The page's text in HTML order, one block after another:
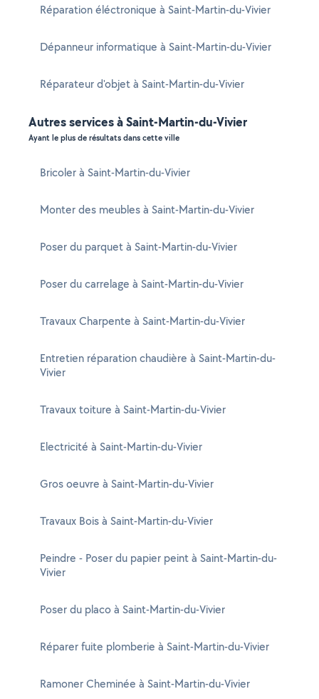
Réparation éléctronique à Saint-Martin-du-Vivier
Dépanneur informatique à Saint-Martin-du-Vivier
Réparateur d'objet à Saint-Martin-du-Vivier
Autres services à Saint-Martin-du-Vivier
Ayant le plus de résultats dans cette ville
Bricoler à Saint-Martin-du-Vivier
Monter des meubles à Saint-Martin-du-Vivier
Poser du parquet à Saint-Martin-du-Vivier
Poser du carrelage à Saint-Martin-du-Vivier
Travaux Charpente à Saint-Martin-du-Vivier
Entretien réparation chaudière à Saint-Martin-du-
Vivier
Travaux toiture à Saint-Martin-du-Vivier
Electricité à Saint-Martin-du-Vivier
Gros oeuvre à Saint-Martin-du-Vivier
Travaux Bois à Saint-Martin-du-Vivier
Peindre - Poser du papier peint à Saint-Martin-du-
Vivier
Poser du placo à Saint-Martin-du-Vivier
Réparer fuite plomberie à Saint-Martin-du-Vivier
Ramoner Cheminée à Saint-Martin-du-Vivier